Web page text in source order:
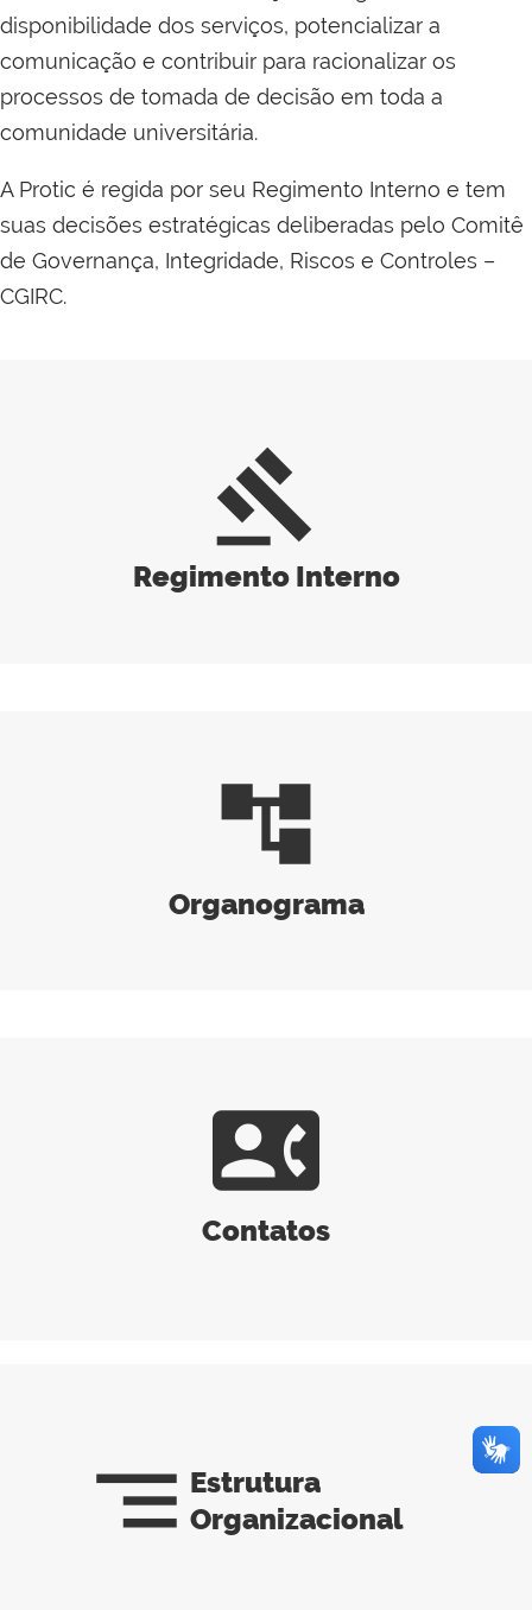
disponibilidade dos serviços, potencializar a
comunicação e contribuir para racionalizar os
processos de tomada de decisão em toda a
comunidade universitária.
A Protic é regida por seu Regimento Interno e tem
suas decisões estratégicas deliberadas pelo Comitê
de Governança, Integridade, Riscos e Controles –
CGIRC.
gavel
Regimento Interno
account_tree
Organograma
contact_phone
Contatos
segment Estrutura
Organizacional